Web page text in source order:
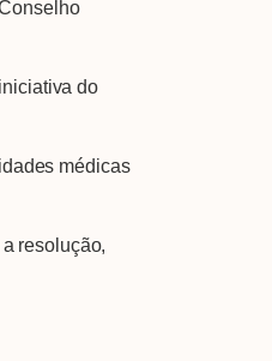
do
médicas
resolução,